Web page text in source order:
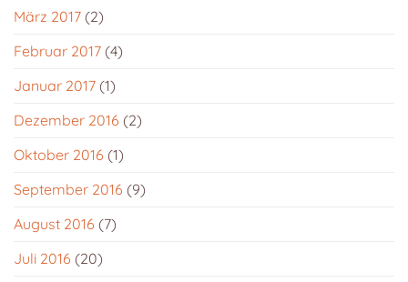
März 2017 (2)
Februar 2017 (4)
Januar 2017 (1)
Dezember 2016 (2)
Oktober 2016 (1)
September 2016 (9)
August 2016 (7)
Juli 2016 (20)